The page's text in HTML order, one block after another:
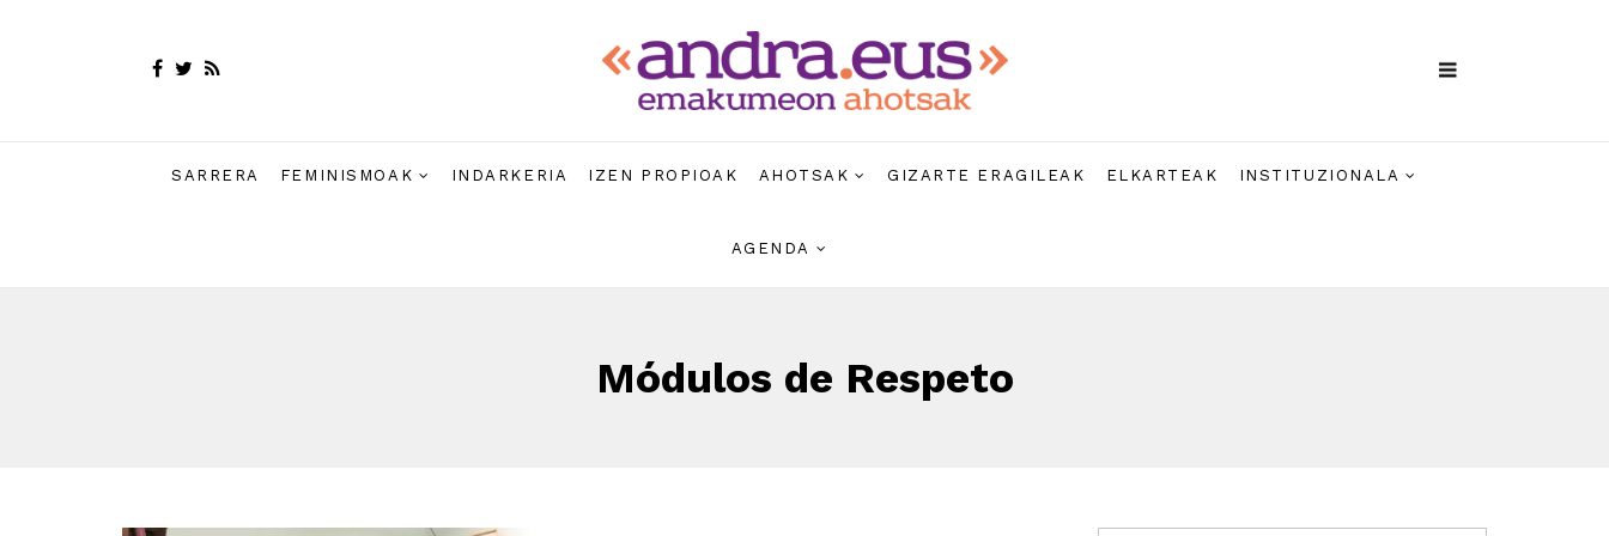
SARRERA FEMINISMOAK INDARKERIA IZEN PROPIOAK AHOTSAK GIZARTE ERAGILEAK ELKARTEAK INSTITUZIONALA
AGENDA
Módulos de Respeto